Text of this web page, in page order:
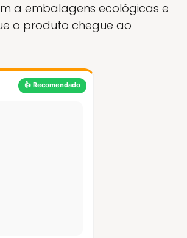
a embalagens ecológicas e
o produto chegue ao
👍 Recomendado